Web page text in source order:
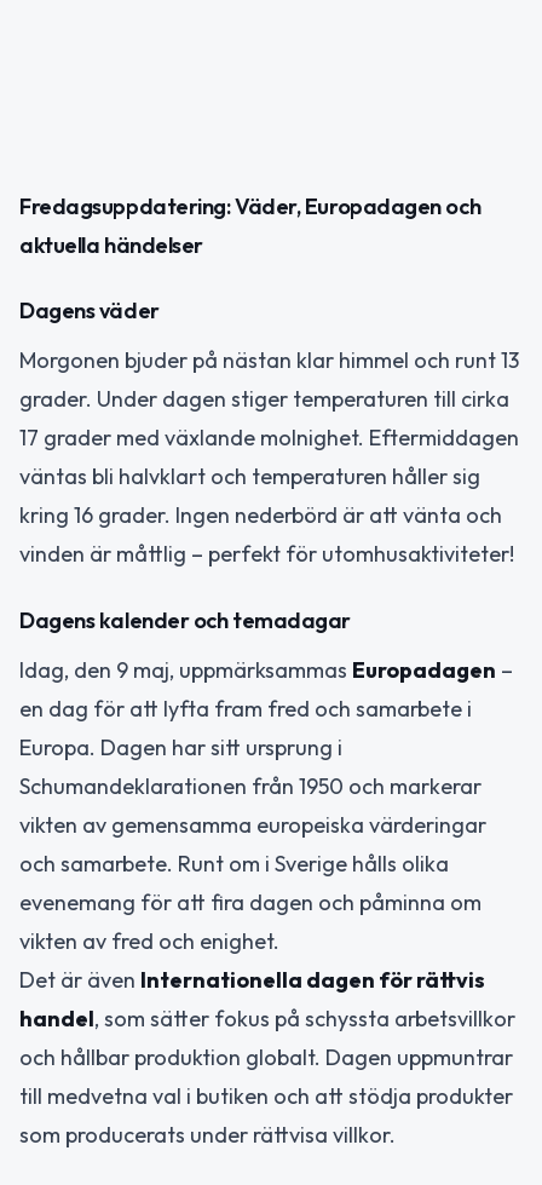
Fredagsuppdatering: Väder, Europadagen och
aktuella händelser
Dagens väder
Morgonen bjuder på nästan klar himmel och runt 13
grader. Under dagen stiger temperaturen till cirka
17 grader med växlande molnighet. Eftermiddagen
väntas bli halvklart och temperaturen håller sig
kring 16 grader. Ingen nederbörd är att vänta och
vinden är måttlig – perfekt för utomhusaktiviteter!
Dagens kalender och temadagar
Idag, den 9 maj, uppmärksammas Europadagen –
en dag för att lyfta fram fred och samarbete i
Europa. Dagen har sitt ursprung i
Schumandeklarationen från 1950 och markerar
vikten av gemensamma europeiska värderingar
och samarbete. Runt om i Sverige hålls olika
evenemang för att fira dagen och påminna om
vikten av fred och enighet.
Det är även Internationella dagen för rättvis
handel, som sätter fokus på schyssta arbetsvillkor
och hållbar produktion globalt. Dagen uppmuntrar
till medvetna val i butiken och att stödja produkter
som producerats under rättvisa villkor.